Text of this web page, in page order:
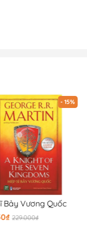
- 15%
Bảy Vương Quốc
229.000₫